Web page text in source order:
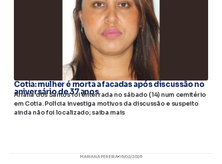
Cotia: mulher é morta a facadas após discussão no
aniversário de 37 anos
Ariana dos Santos foi enterrada no sábado (14) num cemitério
em Cotia. Polícia investiga motivos da discussão e suspeito
ainda não foi localizado; saiba mais
MARIANA PEREIRA 16/02/2026